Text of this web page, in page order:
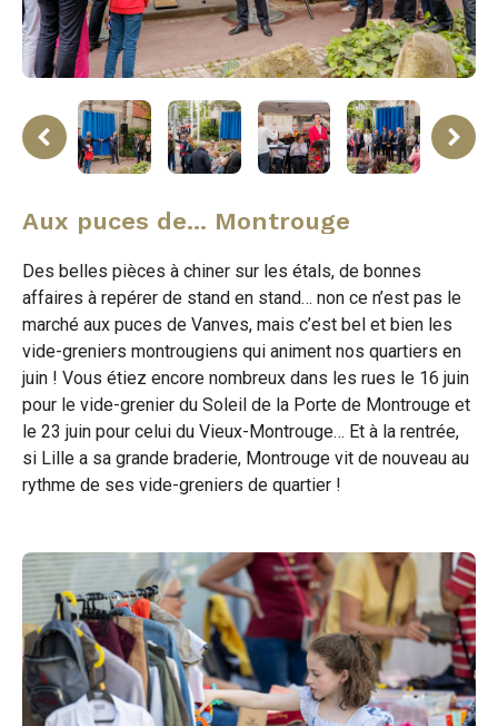
Aux puces de... Montrouge
Des belles pièces à chiner sur les étals, de bonnes
affaires à repérer de stand en stand… non ce n’est pas le
marché aux puces de Vanves, mais c’est bel et bien les
vide-greniers montrougiens qui animent nos quartiers en
juin ! Vous étiez encore nombreux dans les rues le 16 juin
pour le vide-grenier du Soleil de la Porte de Montrouge et
le 23 juin pour celui du Vieux-Montrouge… Et à la rentrée,
si Lille a sa grande braderie, Montrouge vit de nouveau au
rythme de ses vide-greniers de quartier !